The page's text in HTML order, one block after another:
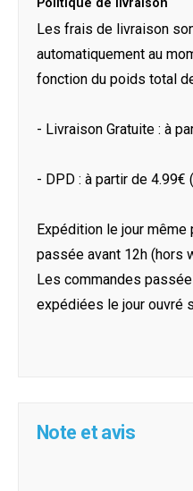
Les frais de livraison
automatiquement au
fonction du poids total
- Livraison Gratuite : à
- DPD : à partir de 4.99€
Expédition le jour même
passée avant 12h (hors
Les commandes
expédiées le jour ouvré
Note et avis